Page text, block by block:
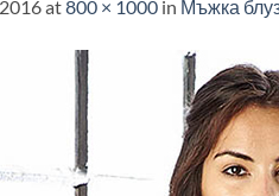
at800 × 1000 in Мъжка